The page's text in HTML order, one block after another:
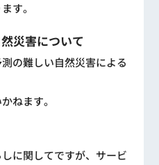
す。
災害について
の難しい自然災害による
ねます。
に関してですが、サービ